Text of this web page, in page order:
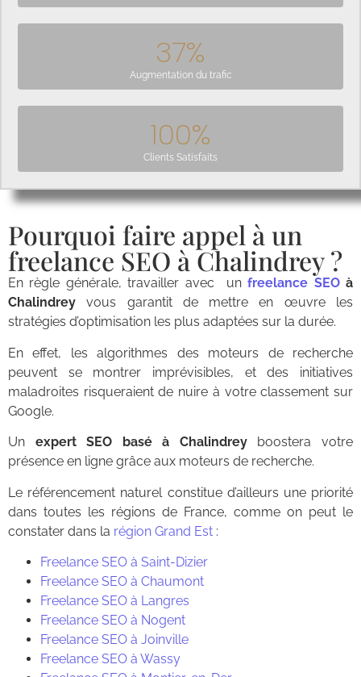
Augmentation du trafic
37%
Clients Satisfaits
100%
Pourquoi faire appel à un
freelance SEO à Chalindrey ?
En règle générale, travailler avec unfreelance SEOà
Chalindrey vous garantit de mettre en œuvre les
stratégies d’optimisation les plus adaptées sur la durée.
En effet, les algorithmes des moteurs de recherche
peuvent se montrer imprévisibles, et des initiatives
maladroites risqueraient de nuire à votre classement sur
Google.
Un expert SEO basé à Chalindrey boostera votre
présence en ligne grâce aux moteurs de recherche.
Le référencement naturel constitue d’ailleurs une priorité
dans toutes les régions de France, comme on peut le
constater dans la région Grand Est :
Freelance SEO à Saint-Dizier
Freelance SEO à Chaumont
Freelance SEO à Langres
Freelance SEO à Nogent
Freelance SEO à Joinville
Freelance SEO à Wassy